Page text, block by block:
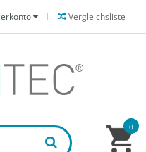
Vergleichsliste
0